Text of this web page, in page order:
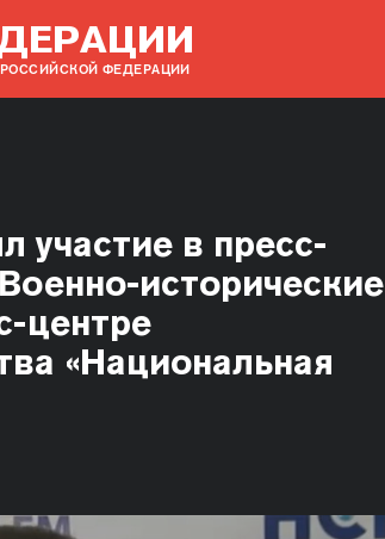
ФЕДЕРАЦИИ
участие в пресс-
исторические
центре
«Национальная